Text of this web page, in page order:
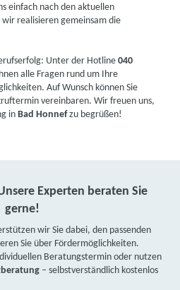
einfach nach den aktuellen
realisieren gemeinsam die
Unter der Hotline040
alle Fragen rund um Ihre
Auf Wunsch können Sie
vereinbaren. Wir freuen uns,
inBad Honnefzu begrüßen!
Experten beraten Sie
gerne!
wir Sie dabei, den passenden
Sie über Fördermöglichkeiten.
Beratungstermin oder nutzen
– selbstverständlich kostenlos